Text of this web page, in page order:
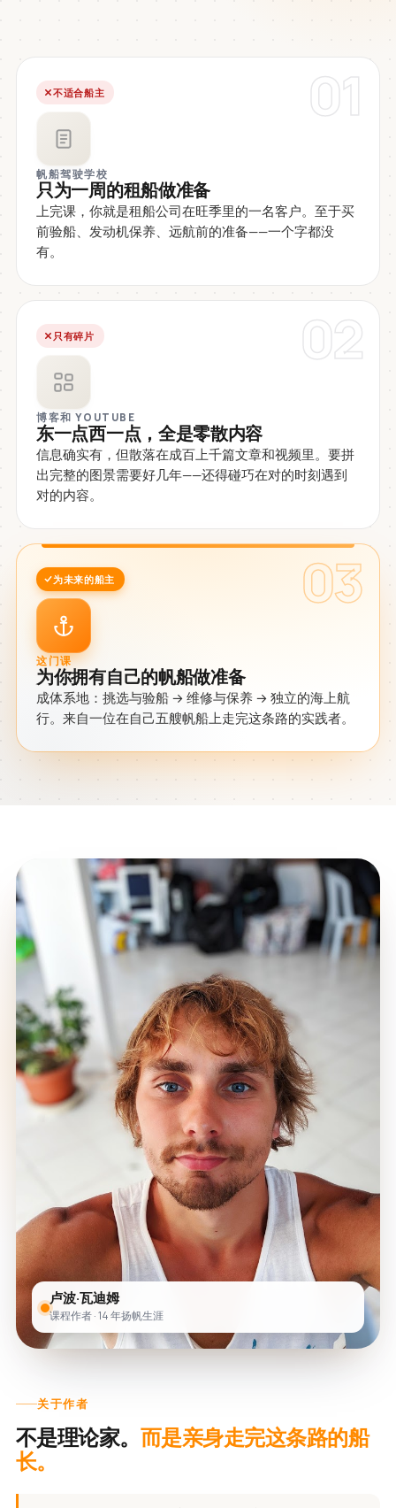
01
不适合船主
帆船驾驶学校
只为一周的租船做准备
上完课，你就是租船公司在旺季里的一名客户。至于买
前验船、发动机保养、远航前的准备——一个字都没
有。
02
只有碎片
博客和 YOUTUBE
东一点西一点，全是零散内容
信息确实有，但散落在成百上千篇文章和视频里。要拼
出完整的图景需要好几年——还得碰巧在对的时刻遇到
对的内容。
03
为未来的船主
这门课
为你拥有自己的帆船做准备
成体系地：挑选与验船 → 维修与保养 → 独立的海上航
行。来自一位在自己五艘帆船上走完这条路的实践者。
卢波·瓦迪姆
课程作者 · 14 年扬帆生涯
关于作者
不是理论家。 而是亲身走完这条路的船
长。